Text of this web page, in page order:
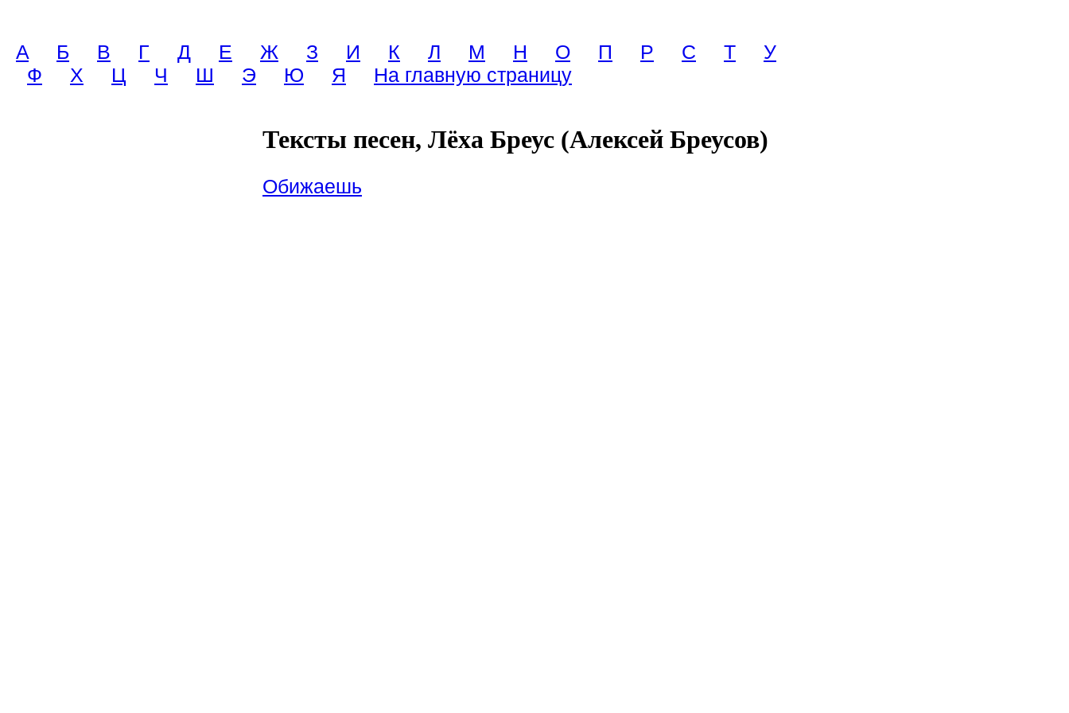
A Б В Г Д Е Ж З И К Л М Н О П Р С Т
У
Ф
Х Ц Ч Ш Э Ю Я На главную страницу
Тексты песен, Лёха Бреус (Алексей Бреусов)
Обижаешь